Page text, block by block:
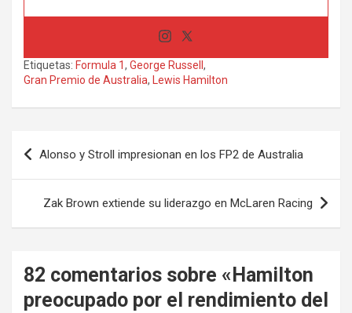
Etiquetas: Formula 1, George Russell ,
Gran Premio de Australia, Lewis Hamilton
Navegación
de
entradas
Alonso y Stroll impresionan en los FP2 de Australia
Zak Brown extiende su liderazgo en McLaren Racing
82 comentarios sobre « Hamilton
preocupado por el rendimiento del